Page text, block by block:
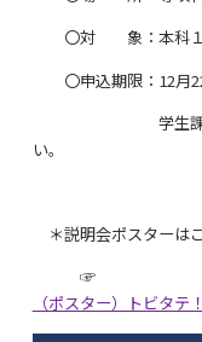
〇対 象：本科１
〇申込期限：12月22
学生課国際交流
い
＊説明会ポスターは
☞
（ポスター）トビタ